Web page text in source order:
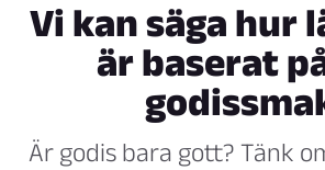
Vi kan säga hur
är baserat
Är godis bara gott? Tänk